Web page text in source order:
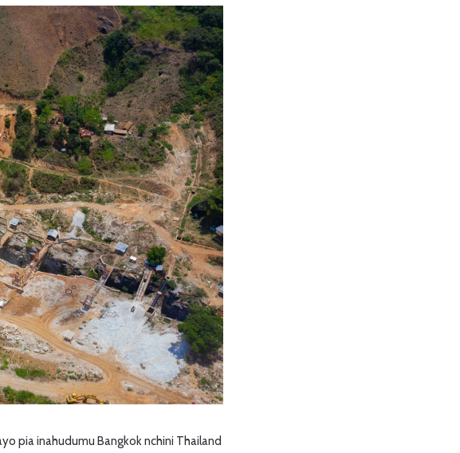
pia inahudumu Bangkok nchini Thailand